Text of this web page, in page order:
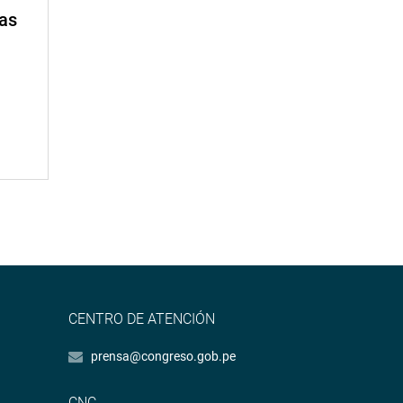
CENTRO DE ATENCIÓN
prensa@congreso.gob.pe